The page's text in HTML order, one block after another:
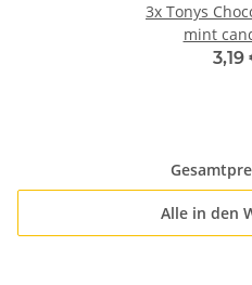
3x Tonys
mint
3,19
Alle in den